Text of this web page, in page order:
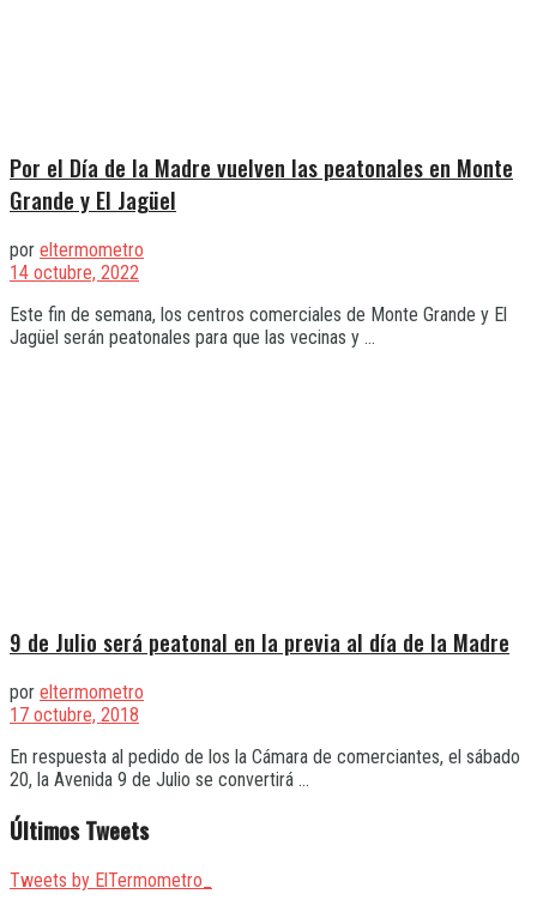
Por el Día de la Madre vuelven las peatonales en Monte
Grande y El Jagüel
por eltermometro
14 octubre, 2022
Este fin de semana, los centros comerciales de Monte Grande y El
Jagüel serán peatonales para que las vecinas y ...
9 de Julio será peatonal en la previa al día de la Madre
por eltermometro
17 octubre, 2018
En respuesta al pedido de los la Cámara de comerciantes, el sábado
20, la Avenida 9 de Julio se convertirá ...
Últimos Tweets
Tweets by ElTermometro_